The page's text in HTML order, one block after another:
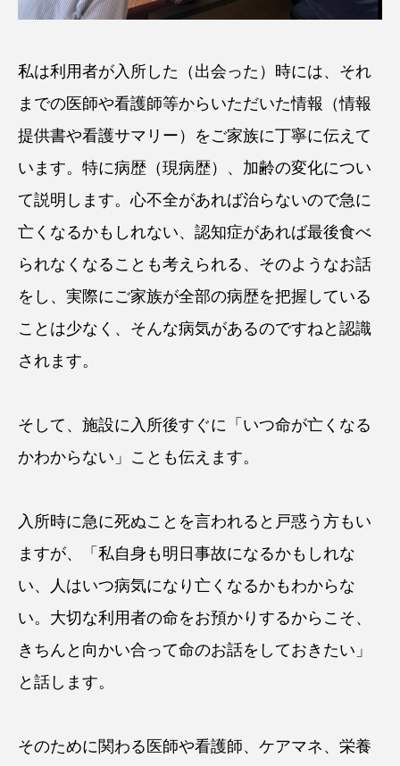
私は利用者が入所した（出会った）時には、それ
までの医師や看護師等からいただいた情報（情報
提供書や看護サマリー）をご家族に丁寧に伝えて
います。特に病歴（現病歴）、加齢の変化につい
て説明します。心不全があれば治らないので急に
亡くなるかもしれない、認知症があれば最後食べ
られなくなることも考えられる、そのようなお話
をし、実際にご家族が全部の病歴を把握している
ことは少なく、そんな病気があるのですねと認識
されます。
そして、施設に入所後すぐに「いつ命が亡くなる
かわからない」ことも伝えます。
入所時に急に死ぬことを言われると戸惑う方もい
ますが、「私自身も明日事故になるかもしれな
い、人はいつ病気になり亡くなるかもわからな
い。大切な利用者の命をお預かりするからこそ、
きちんと向かい合って命のお話をしておきたい」
と話します。
そのために関わる医師や看護師、ケアマネ、栄養